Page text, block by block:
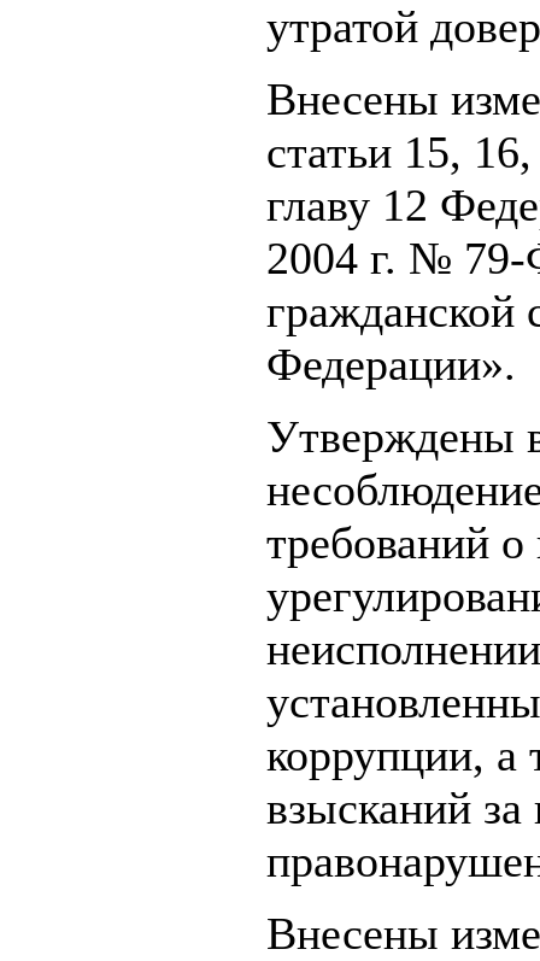
утратой
Внесены
статьи 15,
главу 12
2004 г. № 79-
гражданской
Федерации».
Утверждены
требований
коррупции, а
взысканий
Внесены